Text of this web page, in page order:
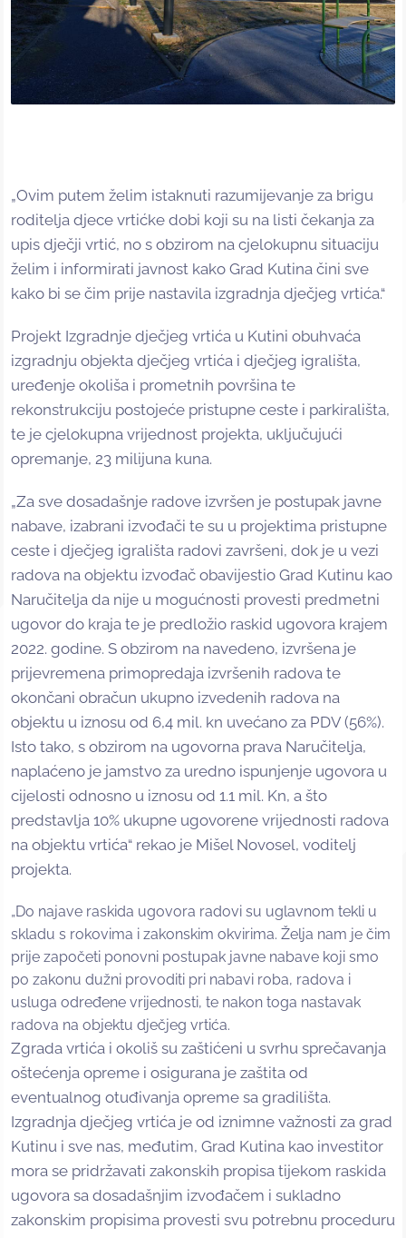
„Ovim putem želim istaknuti razumijevanje za brigu
roditelja djece vrtićke dobi koji su na listi čekanja za
upis dječji vrtić, no s obzirom na cjelokupnu situaciju
želim i informirati javnost kako Grad Kutina čini sve
kako bi se čim prije nastavila izgradnja dječjeg vrtića.“
Projekt Izgradnje dječjeg vrtića u Kutini obuhvaća
izgradnju objekta dječjeg vrtića i dječjeg igrališta,
uređenje okoliša i prometnih površina te
rekonstrukciju postojeće pristupne ceste i parkirališta,
te je cjelokupna vrijednost projekta, uključujući
opremanje, 23 milijuna kuna.
„Za sve dosadašnje radove izvršen je postupak javne
nabave, izabrani izvođači te su u projektima pristupne
ceste i dječjeg igrališta radovi završeni, dok je u vezi
radova na objektu izvođač obavijestio Grad Kutinu kao
Naručitelja da nije u mogućnosti provesti predmetni
ugovor do kraja te je predložio raskid ugovora krajem
2022. godine. S obzirom na navedeno, izvršena je
prijevremena primopredaja izvršenih radova te
okončani obračun ukupno izvedenih radova na
objektu u iznosu od 6,4 mil. kn uvećano za PDV (56%).
Isto tako, s obzirom na ugovorna prava Naručitelja,
naplaćeno je jamstvo za uredno ispunjenje ugovora u
cijelosti odnosno u iznosu od 1.1 mil. Kn, a što
predstavlja 10% ukupne ugovorene vrijednosti radova
na objektu vrtića“ rekao je Mišel Novosel, voditelj
projekta.
„Do najave raskida ugovora radovi su uglavnom tekli u
skladu s rokovima i zakonskim okvirima. Želja nam je čim
prije započeti ponovni postupak javne nabave koji smo
po zakonu dužni provoditi pri nabavi roba, radova i
usluga određene vrijednosti, te nakon toga nastavak
radova na objektu dječjeg vrtića.
Zgrada vrtića i okoliš su zaštićeni u svrhu sprečavanja
oštećenja opreme i osigurana je zaštita od
eventualnog otuđivanja opreme sa gradilišta.
Izgradnja dječjeg vrtića je od iznimne važnosti za grad
Kutinu i sve nas, međutim, Grad Kutina kao investitor
mora se pridržavati zakonskih propisa tijekom raskida
ugovora sa dosadašnjim izvođačem i sukladno
zakonskim propisima provesti svu potrebnu proceduru